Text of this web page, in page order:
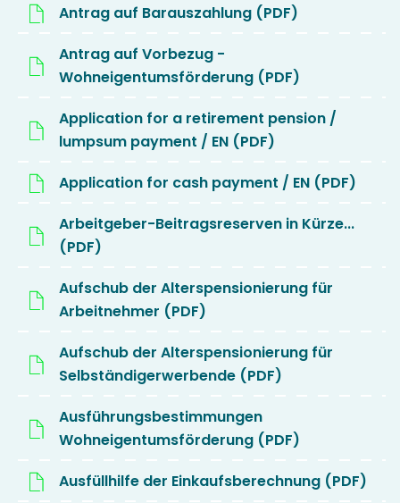
Antrag auf Barauszahlung (PDF)
Antrag auf Vorbezug -
Wohneigentumsförderung (PDF)
Application for a retirement pension /
lumpsum payment / EN (PDF)
Application for cash payment / EN (PDF)
Arbeitgeber-Beitragsreserven in Kürze...
(PDF)
Aufschub der Alterspensionierung für
Arbeitnehmer (PDF)
Aufschub der Alterspensionierung für
Selbständigerwerbende (PDF)
Ausführungsbestimmungen
Wohneigentumsförderung (PDF)
Ausfüllhilfe der Einkaufsberechnung (PDF)